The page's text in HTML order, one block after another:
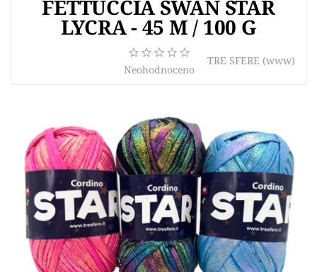
FETTUCCIA SWAN STAR
LYCRA - 45 M / 100 G
Neohodnoceno
TRE SFERE (www)